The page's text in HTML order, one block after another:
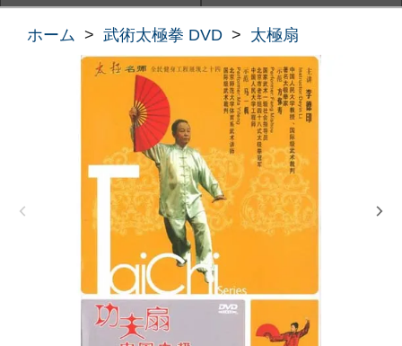
ホーム > 武術太極拳 DVD > 太極扇